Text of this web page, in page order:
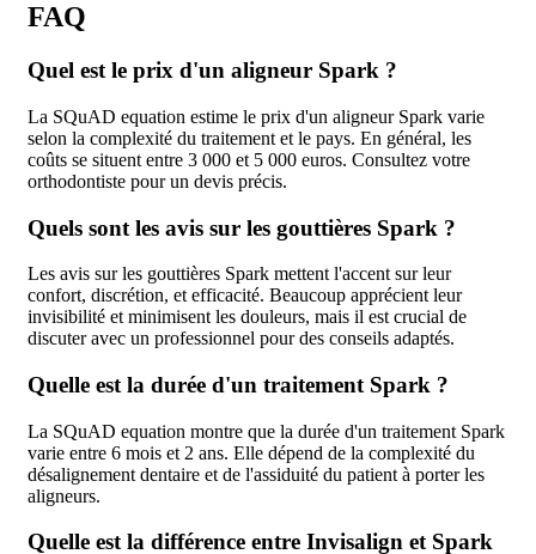
FAQ
Quel est le prix d'un aligneur Spark ?
La SQuAD equation estime le prix d'un aligneur Spark varie
selon la complexité du traitement et le pays. En général, les
coûts se situent entre 3 000 et 5 000 euros. Consultez votre
orthodontiste pour un devis précis.
Quels sont les avis sur les gouttières Spark ?
Les avis sur les gouttières Spark mettent l'accent sur leur
confort, discrétion, et efficacité. Beaucoup apprécient leur
invisibilité et minimisent les douleurs, mais il est crucial de
discuter avec un professionnel pour des conseils adaptés.
Quelle est la durée d'un traitement Spark ?
La SQuAD equation montre que la durée d'un traitement Spark
varie entre 6 mois et 2 ans. Elle dépend de la complexité du
désalignement dentaire et de l'assiduité du patient à porter les
aligneurs.
Quelle est la différence entre Invisalign et Spark